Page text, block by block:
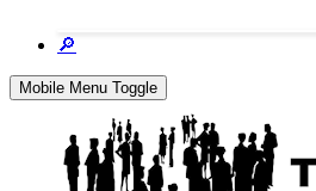
🔎
Mobile Menu Toggle